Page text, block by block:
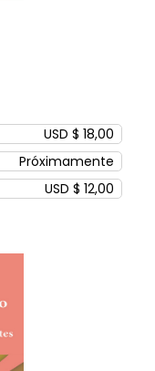
USD $ 18,00
Próximamente
USD $ 12,00